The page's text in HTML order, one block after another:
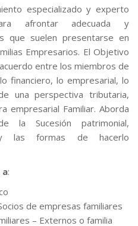
especializado y experto
afrontar adecuada y
que suelen presentarse en
Empresarios. El Objetivo
entre los miembros de
financiero, lo empresarial, lo
una perspectiva tributaria,
empresarial Familiar. Aborda
la Sucesión patrimonial,
las formas de hacerlo
a:
de empresas familiares
– Externos o familia